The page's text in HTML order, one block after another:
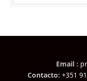
Email :
Contacto: +351